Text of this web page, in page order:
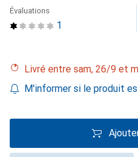
1
Évaluations
Livré entre sam, 26/9 et
M'informer si le produit